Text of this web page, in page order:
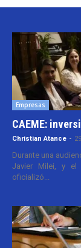
Empresas
CAEME:
Christian Atance -
Durante una
Javier Milei, y el
oficializó...